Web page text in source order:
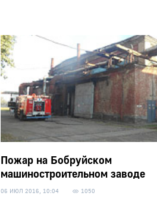
Пожар на Бобруйском
машиностроительном заводе
06 ИЮЛ 2016, 10:04 1050